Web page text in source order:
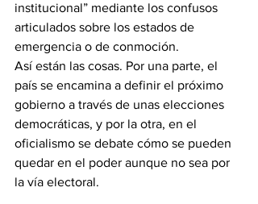
institucional” mediante los confusos
articulados sobre los estados de
emergencia o de conmoción.
Así están las cosas. Por una parte, el
país se encamina a definir el próximo
gobierno a través de unas elecciones
democráticas, y por la otra, en el
oficialismo se debate cómo se pueden
quedar en el poder aunque no sea por
la vía electoral.